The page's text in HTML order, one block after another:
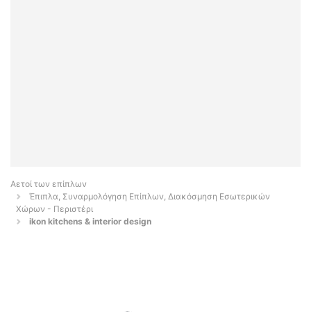
Αετοί των επίπλων
Έπιπλα, Συναρμολόγηση Επίπλων, Διακόσμηση Εσωτερικών
Χώρων - Περιστέρι
ikon kitchens & interior design